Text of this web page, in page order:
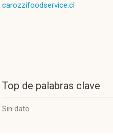
carozzifoodservice.cl
Top de palabras clave
Sin dato